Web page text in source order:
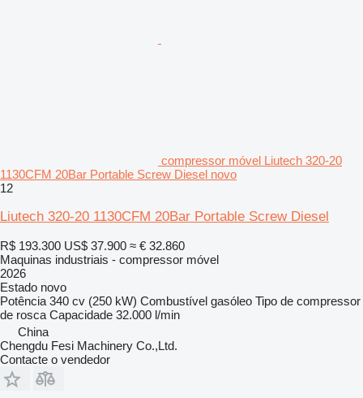
compressor móvel Liutech 320-20
1130CFM 20Bar Portable Screw Diesel novo
12
Liutech 320-20 1130CFM 20Bar Portable Screw Diesel
R$ 193.300 US$ 37.900 ≈ € 32.860
Maquinas industriais - compressor móvel
2026
Estado novo
Potência 340 cv (250 kW) Combustível gasóleo Tipo de compressor
de rosca Capacidade 32.000 l/min
China
Chengdu Fesi Machinery Co.,Ltd.
Contacte o vendedor